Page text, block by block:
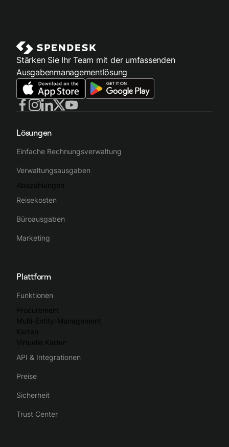
Stärken Sie Ihr Team mit der umfassenden
Ausgabenmanagementlösung
Lösungen
Einfache Rechnungsverwaltung
Verwaltungsausgaben
Abozahlungen
Reisekosten
Büroausgaben
Marketing
Plattform
Funktionen
Procurement
Multi-Entity-Management
Karten
Virtuelle Karten
API & Integrationen
Preise
Sicherheit
Trust Center